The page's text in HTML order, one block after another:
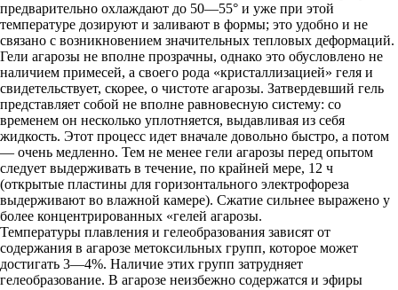
предварительно охлаждают до 50—55° и уже при этой
температуре дозируют и заливают в формы; это удобно и не
связано с возникновением значительных тепловых деформаций.
Гели агарозы не вполне прозрачны, однако это обусловлено не
наличием примесей, а своего рода «кристаллизацией» геля и
свидетельствует, скорее, о чистоте агарозы. Затвердевший гель
представляет собой не вполне равновесную систему: со
временем он несколько уплотняется, выдавливая из себя
жидкость. Этот процесс идет вначале довольно быстро, а потом
— очень медленно. Тем не менее гели агарозы перед опытом
следует выдерживать в течение, по крайней мере, 12 ч
(открытые пластины для горизонтального электрофореза
выдерживают во влажной камере). Сжатие сильнее выражено у
более концентрированных «гелей агарозы.
Температуры плавления и гелеобразования зависят от
содержания в агарозе метоксильных групп, которое может
достигать 3—4%. Наличие этих групп затрудняет
гелеобразование. В агарозе неизбежно содержатся и эфиры